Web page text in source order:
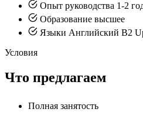
Опыт руководства 1-2
Образование высшее
Языки Английский В2
Условия
Что предлагаем
Полная занятость